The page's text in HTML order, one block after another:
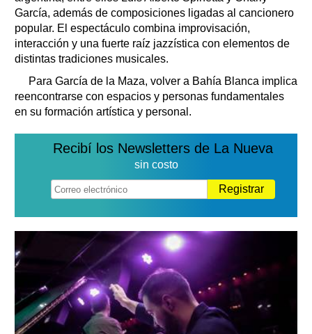
García, además de composiciones ligadas al cancionero
popular. El espectáculo combina improvisación,
interacción y una fuerte raíz jazzística con elementos de
distintas tradiciones musicales.
Para García de la Maza, volver a Bahía Blanca implica
reencontrarse con espacios y personas fundamentales
en su formación artística y personal.
Recibí los Newsletters de La Nueva
sin costo
Registrar